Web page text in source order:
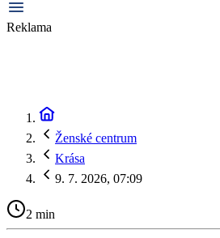
Reklama
Ženské centrum
Krása
9. 7. 2026, 07:09
2 min